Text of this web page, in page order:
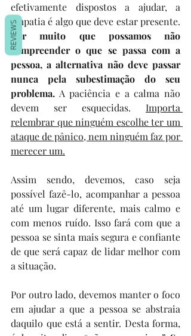
efetivamente dispostos a ajudar, a
Por muito que possamos não
compreender o que se passa com a
pessoa, a alternativa não deve passar
nunca pela subestimação do seu
problema. A paciência e a calma não
devem ser esquecidas. Importa
relembrar que ninguém escolhe ter um
ataque de pânico, nem ninguém faz por
merecer um.
Assim sendo, devemos, caso seja
possível fazê-lo, acompanhar a pessoa
até um lugar diferente, mais calmo e
com menos ruído. Isso fará com que a
pessoa se sinta mais segura e confiante
de que será capaz de lidar melhor com
a situação.
Por outro lado, devemos manter o foco
em ajudar a que a pessoa se abstraia
daquilo que está a sentir. Desta forma,
REVIEWS